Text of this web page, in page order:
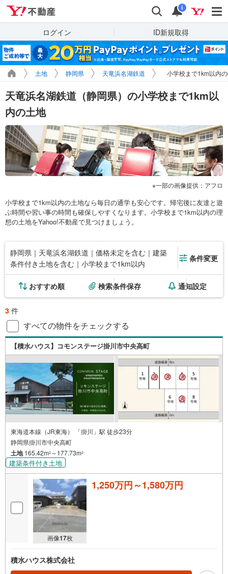
検索 通知
i
ログイン ID新規取得
土地 静岡県 天竜浜名湖鉄道 小学校まで1km以内
天竜浜名湖鉄道（静岡県）の小学校まで1km以
内の土地
一部の画像提供：アフロ
小学校まで1km以内の土地なら毎日の通学も安心です。帰宅後に友達と遊
ぶ時間や習い事の時間も確保しやすくなります。小学校まで1km以内の理
想の土地をYahoo!不動産で見つけましょう。
静岡県｜天竜浜名湖鉄道｜価格未定を含む｜建築
条件付き土地を含む｜小学校まで1km以内
条件変更
おすすめ順 検索条件保存 通知設定
3 件
すべての物件をチェックする
【積水ハウス】コモンステージ掛川市中央高町
東海道本線（JR東海） 「掛川」駅 徒歩23分
静岡県掛川市中央高町
土地165.42m2 ～177.73m2
建築条件付き土地
画像17枚
1,250万円～1,580万円
積水ハウス株式会社